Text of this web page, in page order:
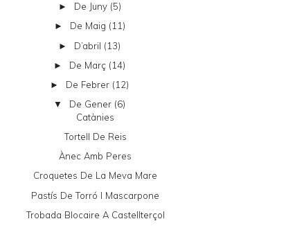
► De Juny (5)
► De Maig (11)
► D’abril (13)
► De Març (14)
► De Febrer (12)
▼ De Gener (6)
Catànies
Tortell De Reis
Ànec Amb Peres
Croquetes De La Meva Mare
Pastís De Torró I Mascarpone
Trobada Blocaire A Castellterçol